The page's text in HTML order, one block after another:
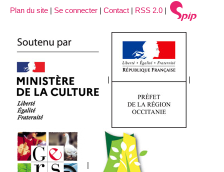
Plan du site | Se connecter | Contact | RSS 2.0 |
| |
|